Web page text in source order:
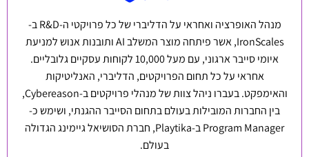
מנהל האופרציה ואחראי על הדליברי של כל פרויקטי ה-R&D ב-
IronScales, אשר פיתחה מוצר המשלב AI ותובנות אנוש למניעת
איומי סייבר ארגוני, עם מעל 10,000 לקוחות עסקיים גלובליים.
אחראי על כל תחום הפרויקטים, הדליברי, האנליטיקות
והאימפקט. בעברו ניהל צוות של מנהלי פרויקטים ב-Cybereason,
בין החברות המובילות בעולם בתחום הסייבר ההגנתי, ושימש כ-
Program Manager ב-Playtika, חברת הסושיאל גיימינג הגדולה
בעולם.